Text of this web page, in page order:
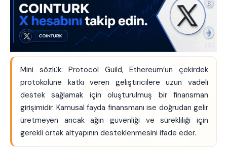
Mini sözlük: Protocol Guild, Ethereum’un çekirdek
protokolüne katkı veren geliştiricilere uzun vadeli
destek sağlamak için oluşturulmuş bir finansman
girişimidir. Kamusal fayda finansmanı ise doğrudan gelir
üretmeyen ancak ağın güvenliği ve sürekliliği için
gerekli ortak altyapının desteklenmesini ifade eder.